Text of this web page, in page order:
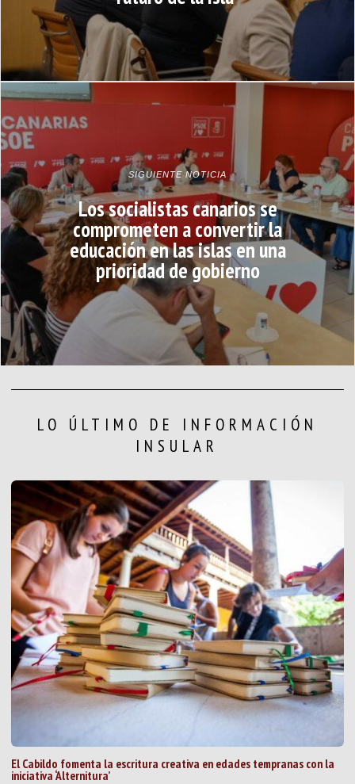
SIGUIENTE NOTICIA
Los socialistas canarios se
comprometen a convertir la
educación en las islas en una
prioridad de gobierno
LO ÚLTIMO DE INFORMACIÓN
INSULAR
El Cabildo fomenta la escritura creativa en edades tempranas con la
iniciativa ‘Alternitura’